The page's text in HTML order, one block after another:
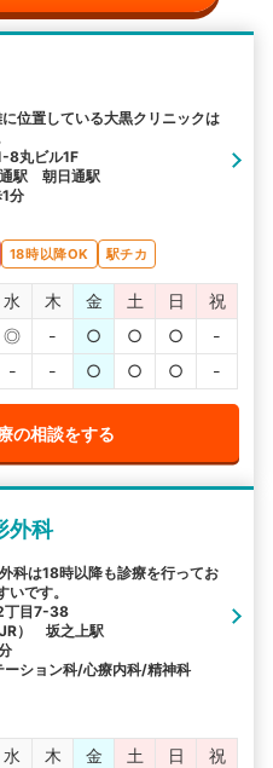
位置している大黒クリニックは
8丸ビル1F
駅 朝日通駅
分
18時以降OK 駅チカ
水 木 金 土 日
祝
◎ - ○ ○ ○
-
- - ○ ○ ○ -
の相談をする
外科
科は18時以降も診療を行ってお
です。
丁目7-38
） 坂之上駅
ション科/心療内科/精神科
水 木 金 土 日
祝